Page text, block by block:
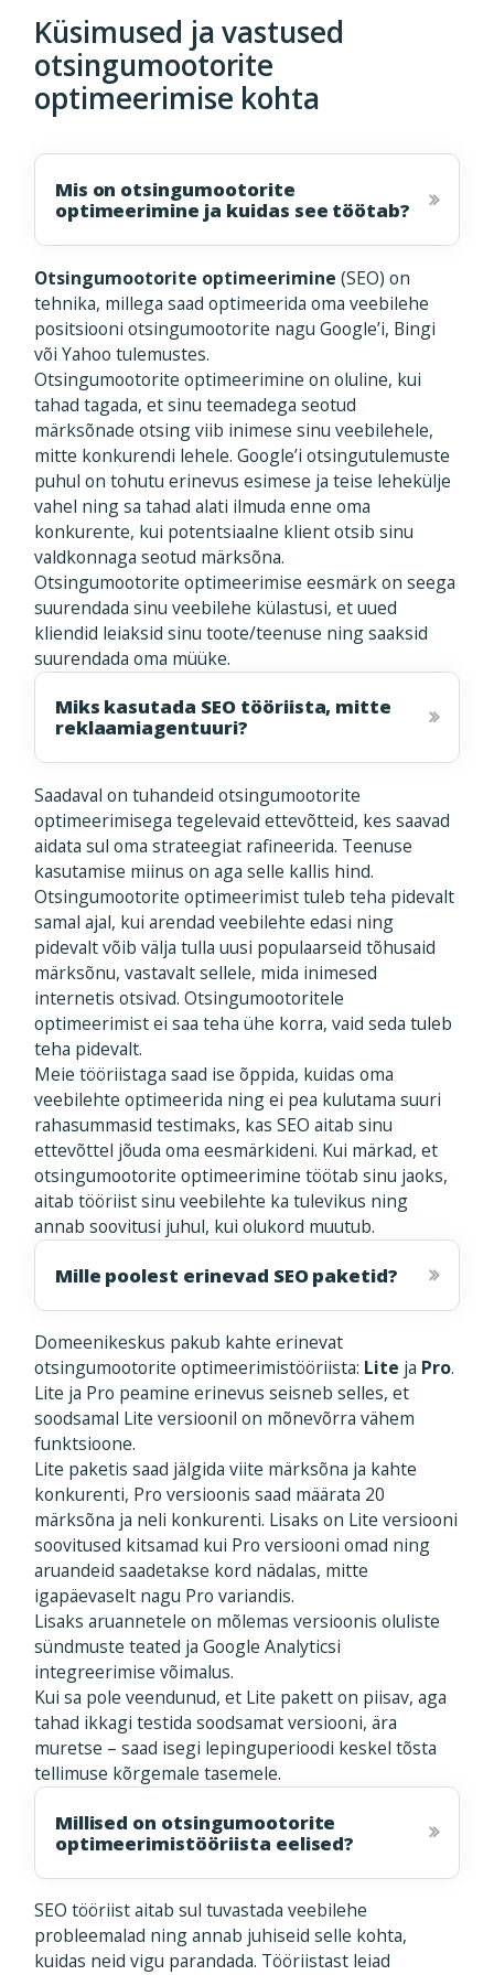
Küsimused ja vastused
otsingumootorite
optimeerimise kohta
Mis on otsingumootorite
optimeerimine ja kuidas see töötab?
Otsingumootorite optimeerimine (SEO) on
tehnika, millega saad optimeerida oma veebilehe
positsiooni otsingumootorite nagu Google’i, Bingi
või Yahoo tulemustes.
Otsingumootorite optimeerimine on oluline, kui
tahad tagada, et sinu teemadega seotud
märksõnade otsing viib inimese sinu veebilehele,
mitte konkurendi lehele. Google’i otsingutulemuste
puhul on tohutu erinevus esimese ja teise lehekülje
vahel ning sa tahad alati ilmuda enne oma
konkurente, kui potentsiaalne klient otsib sinu
valdkonnaga seotud märksõna.
Otsingumootorite optimeerimise eesmärk on seega
suurendada sinu veebilehe külastusi, et uued
kliendid leiaksid sinu toote/teenuse ning saaksid
suurendada oma müüke.
Miks kasutada SEO tööriista, mitte
reklaamiagentuuri?
Saadaval on tuhandeid otsingumootorite
optimeerimisega tegelevaid ettevõtteid, kes saavad
aidata sul oma strateegiat rafineerida. Teenuse
kasutamise miinus on aga selle kallis hind.
Otsingumootorite optimeerimist tuleb teha pidevalt
samal ajal, kui arendad veebilehte edasi ning
pidevalt võib välja tulla uusi populaarseid tõhusaid
märksõnu, vastavalt sellele, mida inimesed
internetis otsivad. Otsingumootoritele
optimeerimist ei saa teha ühe korra, vaid seda tuleb
teha pidevalt.
Meie tööriistaga saad ise õppida, kuidas oma
veebilehte optimeerida ning ei pea kulutama suuri
rahasummasid testimaks, kas SEO aitab sinu
ettevõttel jõuda oma eesmärkideni. Kui märkad, et
otsingumootorite optimeerimine töötab sinu jaoks,
aitab tööriist sinu veebilehte ka tulevikus ning
annab soovitusi juhul, kui olukord muutub.
Mille poolest erinevad SEO paketid?
Domeenikeskus pakub kahte erinevat
otsingumootorite optimeerimistööriista: Lite ja Pro.
Lite ja Pro peamine erinevus seisneb selles, et
soodsamal Lite versioonil on mõnevõrra vähem
funktsioone.
Lite paketis saad jälgida viite märksõna ja kahte
konkurenti, Pro versioonis saad määrata 20
märksõna ja neli konkurenti. Lisaks on Lite versiooni
soovitused kitsamad kui Pro versiooni omad ning
aruandeid saadetakse kord nädalas, mitte
igapäevaselt nagu Pro variandis.
Lisaks aruannetele on mõlemas versioonis oluliste
sündmuste teated ja Google Analyticsi
integreerimise võimalus.
Kui sa pole veendunud, et Lite pakett on piisav, aga
tahad ikkagi testida soodsamat versiooni, ära
muretse – saad isegi lepinguperioodi keskel tõsta
tellimuse kõrgemale tasemele.
Millised on otsingumootorite
optimeerimistööriista eelised?
SEO tööriist aitab sul tuvastada veebilehe
probleemalad ning annab juhiseid selle kohta,
kuidas neid vigu parandada. Tööriistast leiad